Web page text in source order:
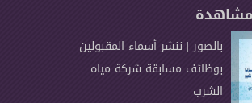
مشاهدة
بالصور | ننشر أسماء المقبولين
بوظائف مسابقة شركة مياه
الشرب